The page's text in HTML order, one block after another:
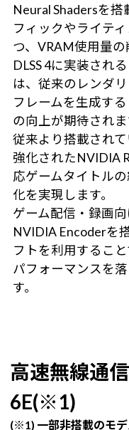
Neural Shadersを
フィックやライテ
つ、VRAM使用量の
DLSS 4に実装され
は、従来のレンダ
フレームを生成す
の向上が期待されま
従来より搭載され
強化されたNVIDIA
応ゲームタイトル
化を実現します。
ゲーム配信・録画
NVIDIA Encoderを
フトを利用するこ
パフォーマンスを
す。
高速無線通
6E(※1)
(※1) 一部非搭載のモ